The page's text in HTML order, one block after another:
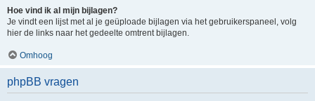
Hoe vind ik al mijn bijlagen?
Je vindt een lijst met al je geüploade bijlagen via het gebruikerspaneel, volg
hier de links naar het gedeelte omtrent bijlagen.
Omhoog
phpBB vragen